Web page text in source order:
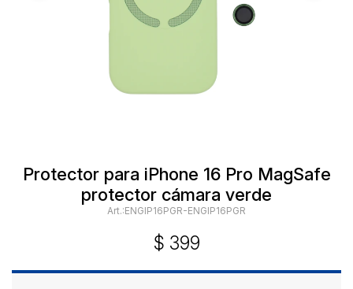
Protector para iPhone 16 Pro MagSafe
protector cámara verde
ENGIP16PGR-ENGIP16PGR
$ 399